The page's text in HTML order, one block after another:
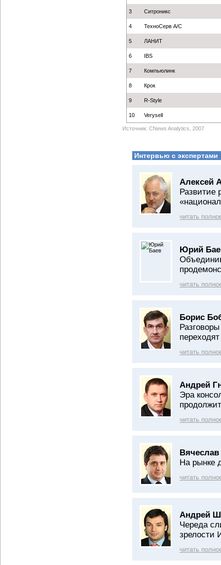
3 Ситроникс
4 ТехноСерв А/С
5 ЛАНИТ
6 IBS
7 Компьюлинк
8 Крок
9 R-Style
10 Verysell
Источник: CNews Analytics, 2007
Интервью с экспертами
Алексей
Развитие
читать
Юрий
читать
Борис
читать
Андрей
Эра
читать
На рынке
читать
Андрей
Череда
зрелости
читать